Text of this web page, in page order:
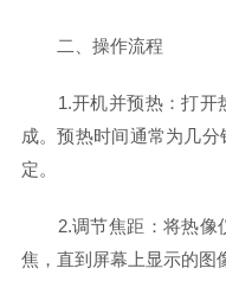
二、操作流程
1.开机并预热：打开
成。预热时间通常为几
定。
2.调节焦距：将热像
焦，直到屏幕上显示的图